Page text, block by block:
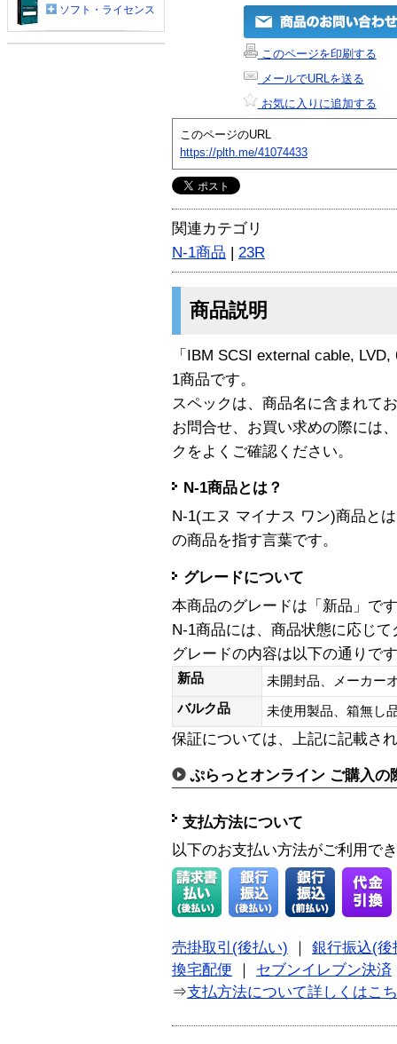
このページを印刷する
メールでURLを送る
お気に入りに追加する
このページのURL
https://plth.me/41074433
関連カテゴリ
N-1商品 | 23R
商品説明
「IBM SCSI external cable,
1商品です。
スペックは、商品名に含まれて
お問合せ、お買い求めの際には
クをよくご確認ください。
N-1商品とは？
N-1(エヌ マイナス ワン)商品と
の商品を指す言葉です。
グレードについて
本商品のグレードは「新品」です
N-1商品には、商品状態に応じ
グレードの内容は以下の通りで
新品
未開封品、メーカー
バルク品
未使用製品、箱無
保証については、上記に記載さ
ぷらっとオンライン ご購入の
支払方法について
以下のお支払い方法がご利用で
売掛取引(後払い)
銀行振込(後
換宅配便
セブンイレブン決済
⇒支払方法について詳しくはこ
ソフト・ライセンス